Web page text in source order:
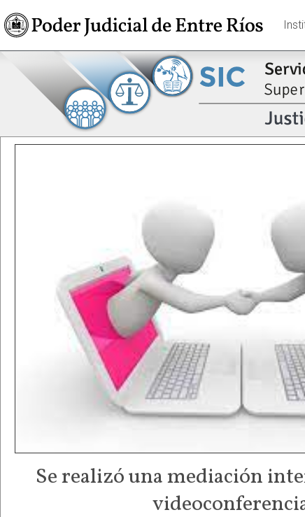
Se realizó una mediación